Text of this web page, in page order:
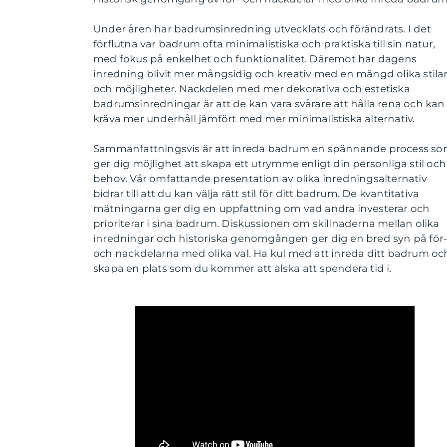
Under åren har badrumsinredning utvecklats och förändrats. I det
förflutna var badrum ofta minimalistiska och praktiska till sin natur,
med fokus på enkelhet och funktionalitet. Däremot har dagens
inredning blivit mer mångsidig och kreativ med en mängd olika
och möjligheter. Nackdelen med mer dekorativa och estetiska
badrumsinredningar är att de kan vara svårare att hålla rena och kan
kräva mer underhåll jämfört med mer minimalistiska alternativ.
Sammanfattningsvis är att inreda badrum en spännande process
ger dig möjlighet att skapa ett utrymme enligt din personliga stil och
behov. Vår omfattande presentation av olika inredningsalternativ
bidrar till att du kan välja rätt stil för ditt badrum. De kvantitativa
mätningarna ger dig en uppfattning om vad andra investerar och
prioriterar i sina badrum. Diskussionen om skillnaderna mellan olika
inredningar och historiska genomgången ger dig en bred syn på
och nackdelarna med olika val. Ha kul med att inreda ditt badrum
skapa en plats som du kommer att älska att spendera tid i.